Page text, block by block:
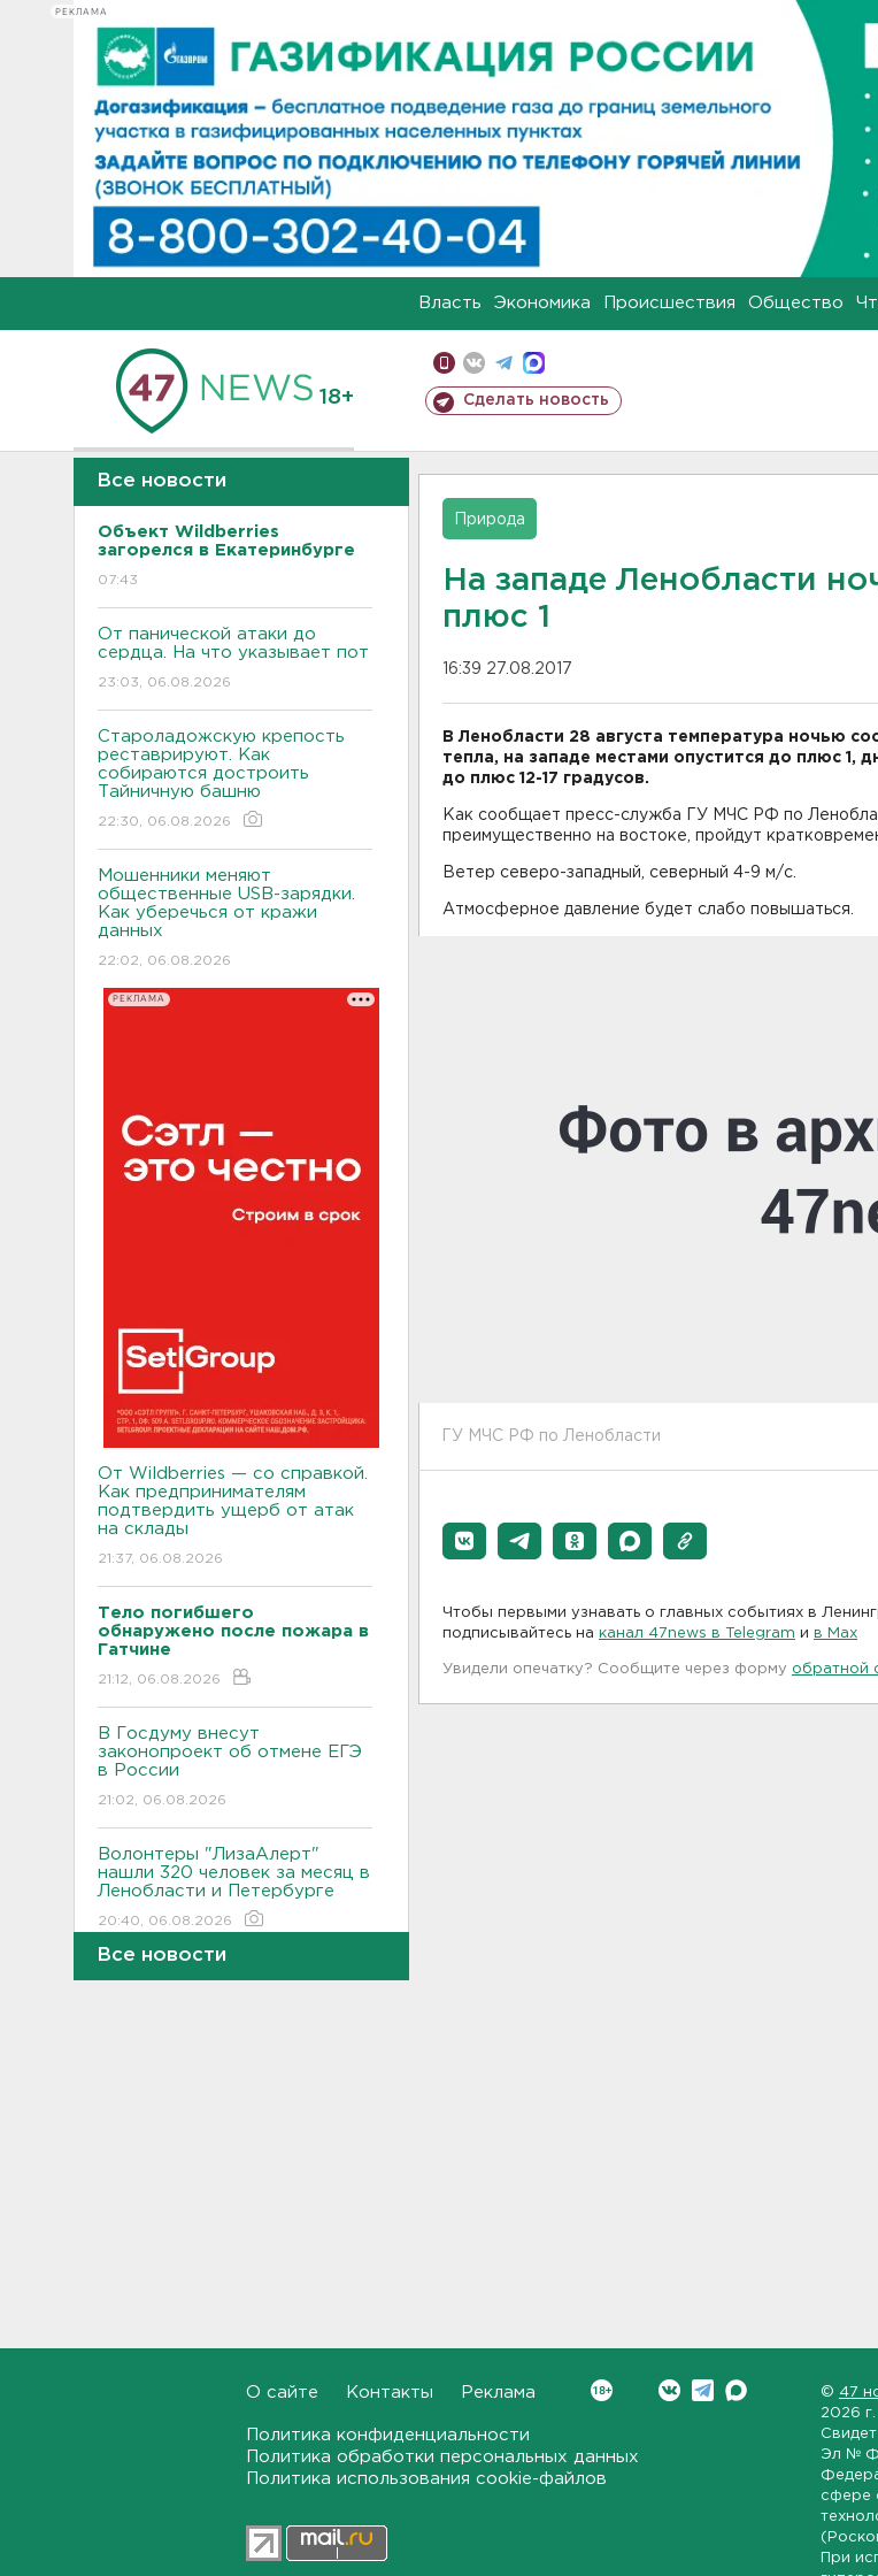
РЕКЛАМА
Власть Экономика Происшествия Общество
18+ Сделать новость
Все новости
Объект Wildberries
загорелся в Екатеринбурге
07:43
От панической атаки до
сердца. На что указывает пот
23:03, 06.08.2026
Староладожскую крепость
реставрируют. Как
собираются достроить
Тайничную башню
22:30, 06.08.2026
Мошенники меняют
общественные USB-зарядки.
Как уберечься от кражи
данных
22:02, 06.08.2026
РЕКЛАМА
От Wildberries — со справкой.
Как предпринимателям
подтвердить ущерб от атак
на склады
21:37, 06.08.2026
Тело погибшего
обнаружено после пожара в
Гатчине
21:12, 06.08.2026
В Госдуму внесут
законопроект об отмене ЕГЭ
в России
21:02, 06.08.2026
Волонтеры "ЛизаАлерт"
нашли 320 человек за месяц в
Ленобласти и Петербурге
20:40, 06.08.2026
абитуриентов хотят ввести
Все новости
Природа
На западе Ленобласти
плюс 1
16:39 27.08.2017
В Ленобласти 28 августа температура ночью
тепла, на западе местами опустится до плюс 1,
до плюс 12-17 градусов.
Как сообщает пресс-служба ГУ МЧС РФ по
преимущественно на востоке, пройдут
Ветер северо-западный, северный 4-9 м/с.
Атмосферное давление будет слабо повышаться.
ГУ МЧС РФ по Ленобласти
Чтобы первыми узнавать о главных событиях в
подписывайтесь на канал 47news в Telegram и в Maх
Увидели опечатку? Сообщите через форму обратной
О сайте Контакты Реклама
Политика конфиденциальности
Политика обработки персональных данных
Политика использования cookie-файлов
© 47
2026 г.
Эл №
сфере
При